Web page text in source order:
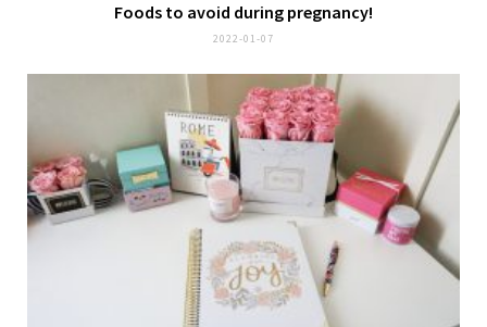
Foods to avoid during pregnancy!
2022-01-07